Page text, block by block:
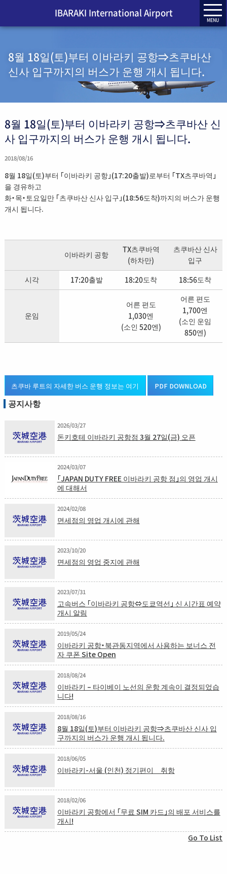
IBARAKI International Airport
MENU
8월 18일(토)부터 이바라키 공항⇒츠쿠바산
신사 입구까지의 버스가 운행 개시 됩니다.
8월 18일(토)부터 이바라키 공항⇒츠쿠바산 신
사 입구까지의 버스가 운행 개시 됩니다.
2018/08/16
8월 18일(토)부터 「이바라키 공항」(17:20출발)로부터 「TX츠쿠바역」
을 경유하고
화・목・토요일만 「츠쿠바산 신사 입구」(18:56도착)까지의 버스가 운행
개시 됩니다.
이바라키 공항
TX츠쿠바역
(하차만)
츠쿠바산 신사
입구
시각 17:20출발 18:20도착 18:56도착
운임
어른 편도
1,030엔
(소인 520엔)
어른 편도
1,700엔
(소인 운임
850엔)
츠쿠바 루트의 자세한 버스 운행 정보는 여기 PDF DOWNLOAD
공지사항
2026/03/27
돈키호테 이바라키 공항점 3월 27일(금) 오픈
2024/03/07
「JAPAN DUTY FREE 이바라키 공항 점」의 영업 개시
에 대해서
2024/02/08
면세점의 영업 개시에 관해
2023/10/20
면세점의 영업 중지에 관해
2023/07/31
고속버스 「이바라키 공항⇔도쿄역선」 신 시간표 예약
개시 알림
2019/05/24
이바라키 공항・북관동지역에서 사용하는 보너스 전
자 쿠폰 Site Open
2018/08/24
이바라키 – 타이베이 노선의 운항 계속이 결정되었습
니다!
2018/08/16
8월 18일(토)부터 이바라키 공항⇒츠쿠바산 신사 입
구까지의 버스가 운행 개시 됩니다.
2018/06/05
이바라키-서울 (인천) 정기편이 취항
2018/02/06
이바라키 공항에서 「무료 SIM 카드」의 배포 서비스를
개시!
Go To List